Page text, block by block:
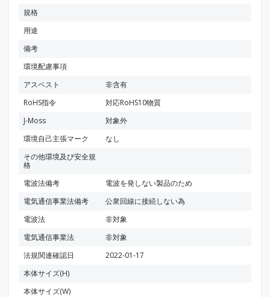
規格
用途
備考
環境配慮事項
アスベスト
非含有
RoHS指令
対応RoHS10物質
J-Moss
対象外
環境自己主張マーク
なし
その他環境及び安全規
格
電波法備考
電波を発しない製品のため
電気通信事業法備考
公衆回線に接続しない為
電波法
非対象
電気通信事業法
非対象
法規関連確認日
2022-01-17
本体サイズ(H)
本体サイズ(W)